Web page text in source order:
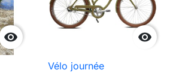
 
Vélo journée